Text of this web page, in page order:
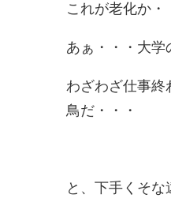
これが老化か・
あぁ・・・大学
わざわざ仕事終
鳥だ・・・
と、下手くそな